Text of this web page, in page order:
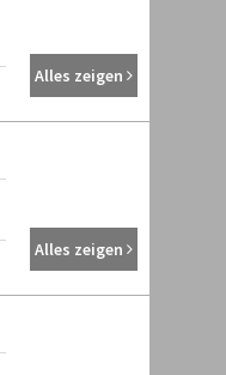
Alles zeigen
Alles zeigen